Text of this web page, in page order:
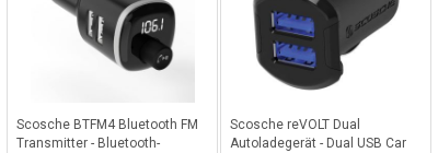
Scosche BTFM4 Bluetooth FM
Transmitter - Bluetooth-
Scosche reVOLT Dual
Autoladegerät - Dual USB Car